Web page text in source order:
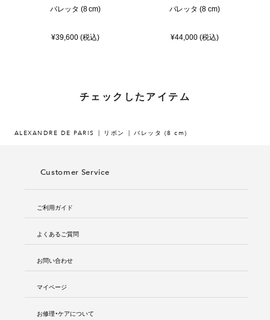
バレッタ (8 cm)
¥39,600 (税込)
バレッタ (8 cm)
¥44,000 (税込)
チェックしたアイテム
ALEXANDRE DE PARIS リボン バレッタ (8 cm)
Customer Service
ご利用ガイド
よくあるご質問
お問い合わせ
マイページ
お修理・ケアについて